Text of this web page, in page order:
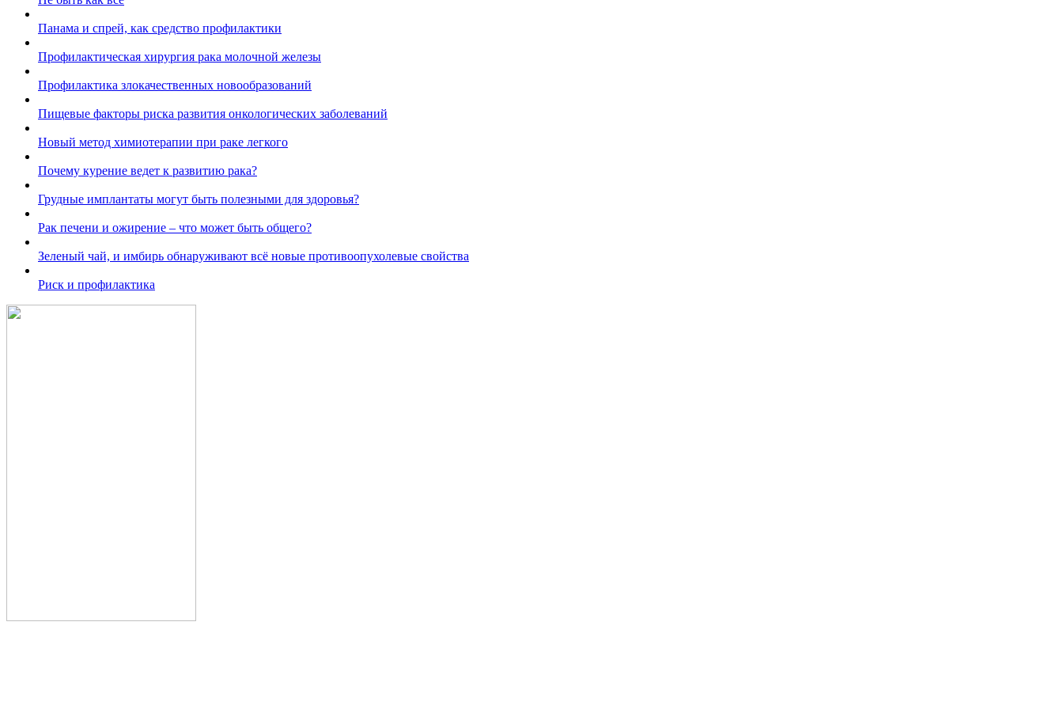
Панама и спрей, как средство профилактики
Профилактическая хирургия рака молочной железы
Профилактика злокачественных новообразований
Пищевые факторы риска развития онкологических заболеваний
Новый метод химиотерапии при раке легкого
Почему курение ведет к развитию рака?
Грудные имплантаты могут быть полезными для здоровья?
Рак печени и ожирение – что может быть общего?
Зеленый чай, и имбирь обнаруживают всё новые противоопухолевые свойства
Риск и профилактика